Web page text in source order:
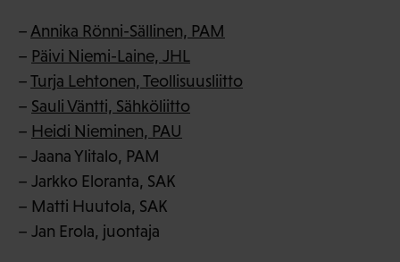
– Annika Rönni-Sällinen, PAM
– Päivi Niemi-Laine, JHL
–Turja Lehtonen, Teollisuusliitto
– Sauli Väntti, Sähköliitto
– Heidi Nieminen, PAU
– Jaana Ylitalo, PAM
– Jarkko Eloranta, SAK
– Matti Huutola, SAK
– Jan Erola, juontaja